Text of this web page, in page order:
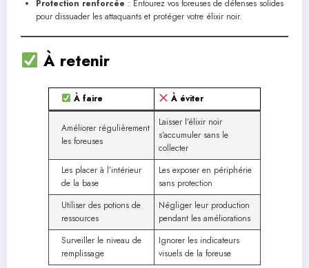
Protection renforcée : Entourez vos foreuses de défenses solides
pour dissuader les attaquants et protéger votre élixir noir.
À retenir
À faire À éviter
Améliorer régulièrement
les foreuses
Laisser l’élixir noir
s’accumuler sans le
collecter
Les placer à l’intérieur
de la base
Les exposer en périphérie
sans protection
Utiliser des potions de
ressources
Négliger leur production
pendant les améliorations
Surveiller le niveau de
remplissage
Ignorer les indicateurs
visuels de la foreuse